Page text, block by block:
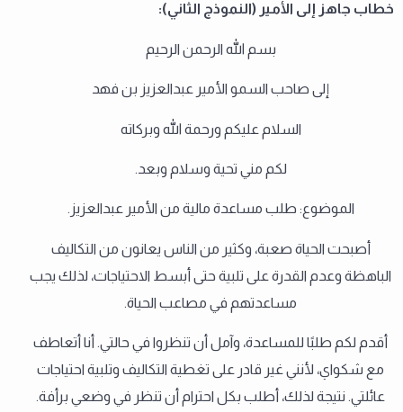
خطاب جاهز إلى الأمير (النموذج الثاني):
بسم الله الرحمن الرحيم
إلى صاحب السمو الأمير عبدالعزيز بن فهد
السلام عليكم ورحمة الله وبركاته
لكم مني تحية وسلام وبعد.
الموضوع: طلب مساعدة مالية من الأمير عبدالعزيز.
أصبحت الحياة صعبة، وكثير من الناس يعانون من التكاليف
الباهظة وعدم القدرة على تلبية حتى أبسط الاحتياجات، لذلك يجب
مساعدتهم في مصاعب الحياة.
أقدم لكم طلبًا للمساعدة، وآمل أن تنظروا في حالتي. أنا أتعاطف
مع شكواي، لأنني غير قادر على تغطية التكاليف وتلبية احتياجات
عائلتي. نتيجة لذلك، أطلب بكل احترام أن تنظر في وضعي برأفة.